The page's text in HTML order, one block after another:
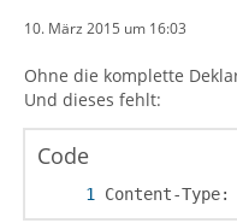
10. März 2015 um 16:03
Ohne die komplette
Und dieses fehlt:
Code
Content-